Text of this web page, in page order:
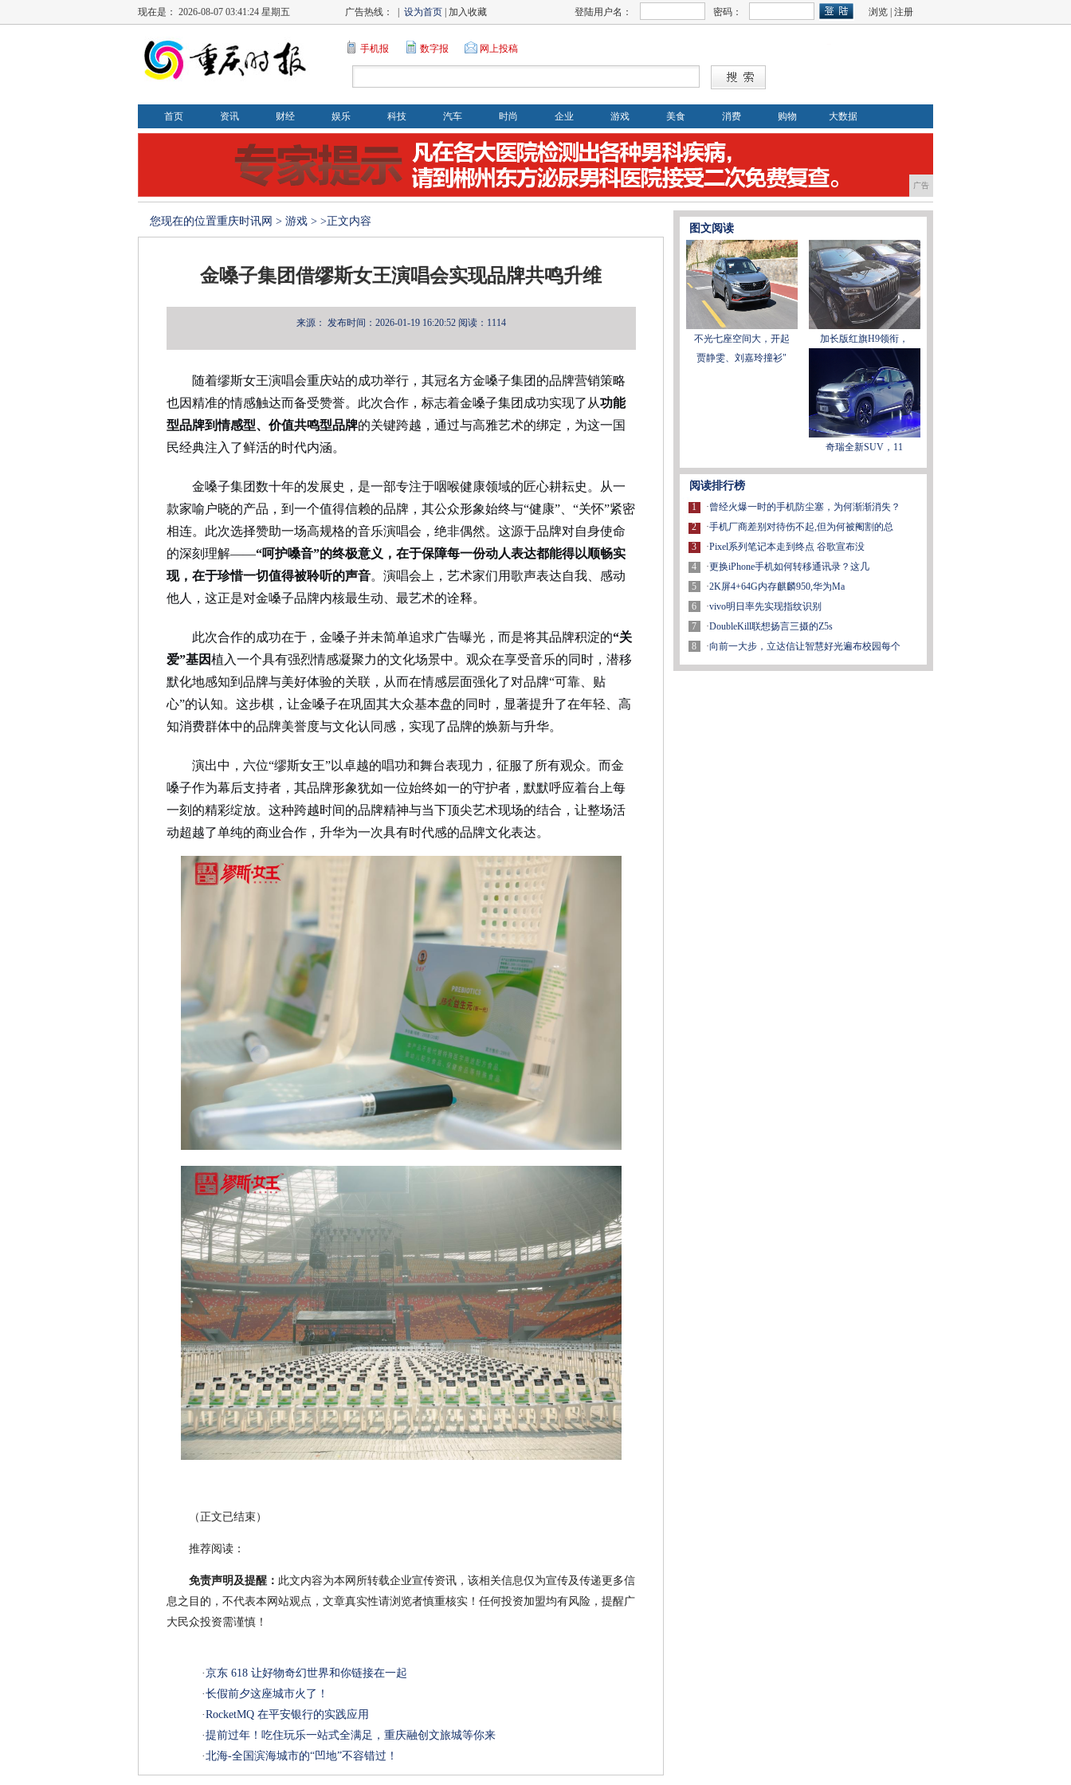
现在是： 2026-08-07 03:41:25 星期五 广告热线： | 设为首页 | 加入收藏 登陆用户名： 密码： 浏览 注册
手机报 数字报 网上投稿
首页 资讯 财经 娱乐 科技 汽车 时尚 企业 游戏 美食 消费 购物 大数据
广告
您现在的位置重庆时讯网 > 游戏 > >正文内容
金嗓子集团借缪斯女王演唱会实现品牌共鸣升维
来源： 发布时间：2026-01-19 16:20:52 阅读：1114
随着缪斯女王演唱会重庆站的成功举行，其冠名方金嗓子集团的品牌营销策略
也因精准的情感触达而备受赞誉。此次合作，标志着金嗓子集团成功实现了从功能
型品牌到情感型、价值共鸣型品牌的关键跨越，通过与高雅艺术的绑定，为这一国
民经典注入了鲜活的时代内涵。
金嗓子集团数十年的发展史，是一部专注于咽喉健康领域的匠心耕耘史。从一
款家喻户晓的产品，到一个值得信赖的品牌，其公众形象始终与“健康”、“关怀”紧密
相连。此次选择赞助一场高规格的音乐演唱会，绝非偶然。这源于品牌对自身使命
的深刻理解——“呵护嗓音”的终极意义，在于保障每一份动人表达都能得以顺畅实
现，在于珍惜一切值得被聆听的声音。演唱会上，艺术家们用歌声表达自我、感动
他人，这正是对金嗓子品牌内核最生动、最艺术的诠释。
此次合作的成功在于，金嗓子并未简单追求广告曝光，而是将其品牌积淀的“关
爱”基因植入一个具有强烈情感凝聚力的文化场景中。观众在享受音乐的同时，潜移
默化地感知到品牌与美好体验的关联，从而在情感层面强化了对品牌“可靠、贴
心”的认知。这步棋，让金嗓子在巩固其大众基本盘的同时，显著提升了在年轻、高
知消费群体中的品牌美誉度与文化认同感，实现了品牌的焕新与升华。
演出中， 六位“缪斯女王”以卓越的唱功和舞台表现力，征服了所有观众。而金
嗓子作为幕后支持者，其品牌形象犹如一位始终如一的守护者，默默呼应着台上每
一刻的精彩绽放。这种跨越时间的品牌精神与当下顶尖艺术现场的结合，让整场活
动超越了单纯的商业合作，升华为一次具有时代感的品牌文化表达。
（正文已结束）
推荐阅读：
免责声明及提醒： 此文内容为本网所转载企业宣传资讯，该相关信息仅为宣传及传递更多信
息之目的，不代表本网站观点，文章真实性请浏览者慎重核实！任何投资加盟均有风险，提醒广
大民众投资需谨慎！
·京东 618 让好物奇幻世界和你链接在一起
·长假前夕这座城市火了！
·RocketMQ 在平安银行的实践应用
·提前过年！吃住玩乐一站式全满足，重庆融创文旅城等你来
·北海-全国滨海城市的“凹地”不容错过！
图文阅读
不光七座空间大，开起
加长版红旗H9领衔，
贾静雯、刘嘉玲撞衫"
奇瑞全新SUV，11
阅读排行榜
1
2
3
4
5
6
7
8
·曾经火爆一时的手机防尘塞，为何渐渐消失？
·手机厂商差别对待伤不起,但为何被阉割的总
·Pixel系列笔记本走到终点 谷歌宣布没
·更换iPhone手机如何转移通讯录？这几
·2K屏4+64G内存麒麟950,华为Ma
·vivo明日率先实现指纹识别
·DoubleKill联想扬言三摄的Z5s
·向前一大步，立达信让智慧好光遍布校园每个